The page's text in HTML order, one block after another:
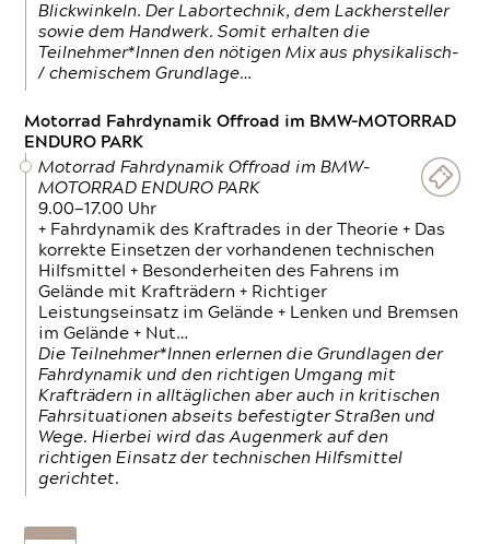
Blickwinkeln. Der Labortechnik, dem Lackhersteller
sowie dem Handwerk. Somit erhalten die
Teilnehmer*Innen den nötigen Mix aus physikalisch-
/ chemischem Grundlage…
Motorrad Fahrdynamik Offroad im BMW-MOTORRAD
ENDURO PARK
Motorrad Fahrdynamik Offroad im BMW-
MOTORRAD ENDURO PARK
9.00—17.00 Uhr
+ Fahrdynamik des Kraftrades in der Theorie + Das
korrekte Einsetzen der vorhandenen technischen
Hilfsmittel + Besonderheiten des Fahrens im
Gelände mit Krafträdern + Richtiger
Leistungseinsatz im Gelände + Lenken und Bremsen
im Gelände + Nut…
Die Teilnehmer*Innen erlernen die Grundlagen der
Fahrdynamik und den richtigen Umgang mit
Krafträdern in alltäglichen aber auch in kritischen
Fahrsituationen abseits befestigter Straßen und
Wege. Hierbei wird das Augenmerk auf den
richtigen Einsatz der technischen Hilfsmittel
gerichtet.